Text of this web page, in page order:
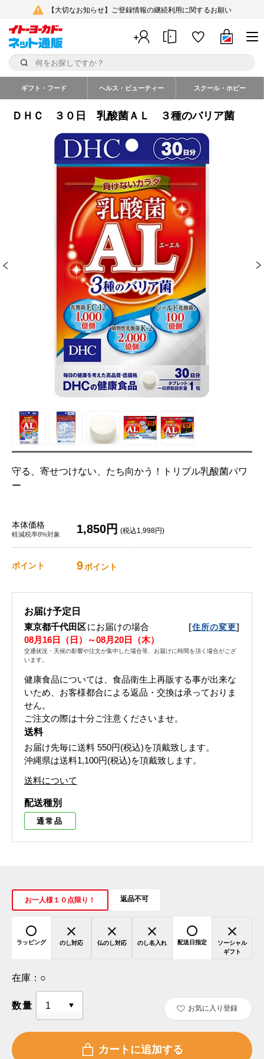
【大切なお知らせ】ご登録情報の継続利用に関するお願い
ギフト・フード ヘルス・ビューティー スクール・ホビー
ＤＨＣ ３０日 乳酸菌ＡＬ ３種のバリア菌
守る、寄せつけない、たち向かう！トリプル乳酸菌パワ
ー
本体価格
軽減税率8%対象 1,850円 (税込1,998円)
ポイント 9ポイント
お届け予定日
東京都千代田区にお届けの場合 [住所の変更]
08月16日（日）～08月20日（木）
交通状況・天候の影響や注文が集中した場合等、お届けに時間を頂く場合がござ
います。
健康食品については、食品衛生上再販する事が出来な
いため、お客様都合による返品・交換は承っておりま
せん。
ご注文の際は十分ご注意くださいませ。
送料
お届け先毎に送料 550円(税込)を頂戴致します。
沖縄県は送料1,100円(税込)を頂戴致します。
送料について
配送種別
通常品
お一人様１０点限り！ 返品不可
ラッピング のし対応 仏のし対応 のし名入れ 配送日指定
ソーシャル
ギフト
在庫： ○
数量 お気に入り登録